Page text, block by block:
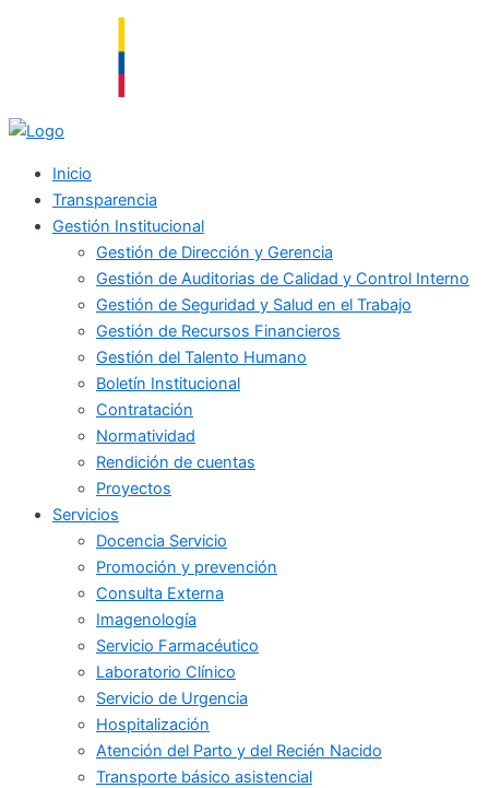
Inicio
Transparencia
Gestión Institucional
Gestión de Dirección y Gerencia
Gestión de Auditorias de Calidad y Control Interno
Gestión de Seguridad y Salud en el Trabajo
Gestión de Recursos Financieros
Gestión del Talento Humano
Boletín Institucional
Contratación
Normatividad
Rendición de cuentas
Proyectos
Servicios
Docencia Servicio
Promoción y prevención
Consulta Externa
Imagenología
Servicio Farmacéutico
Laboratorio Clínico
Servicio de Urgencia
Hospitalización
Atención del Parto y del Recién Nacido
Transporte básico asistencial